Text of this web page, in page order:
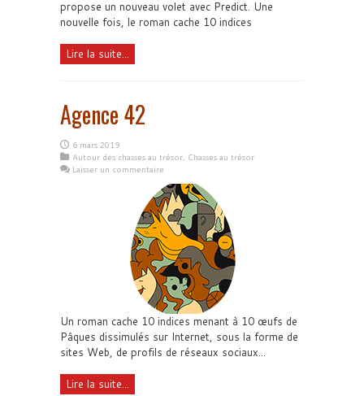
propose un nouveau volet avec Predict. Une
nouvelle fois, le roman cache 10 indices
Lire la suite...
Agence 42
6 mars 2019
Autour des chasses au trésor, Chasses au trésor
Laisser un commentaire
Un roman cache 10 indices menant à 10 œufs de
Pâques dissimulés sur Internet, sous la forme de
sites Web, de profils de réseaux sociaux...
Lire la suite...